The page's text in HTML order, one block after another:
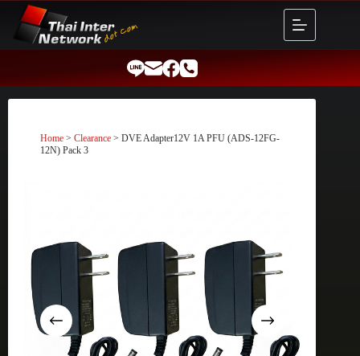
content
Home > Clearance > DVE Adapter12V 1A PFU (ADS-12FG-
12N) Pack 3